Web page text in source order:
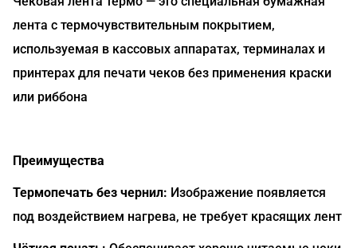
лента с термочувствительным покрытием,
используемая в кассовых аппаратах, терминалах и
принтерах для печати чеков без применения краски
или риббона
Преимущества
Термопечать без чернил: Изображение появляется
под воздействием нагрева, не требует красящих лент